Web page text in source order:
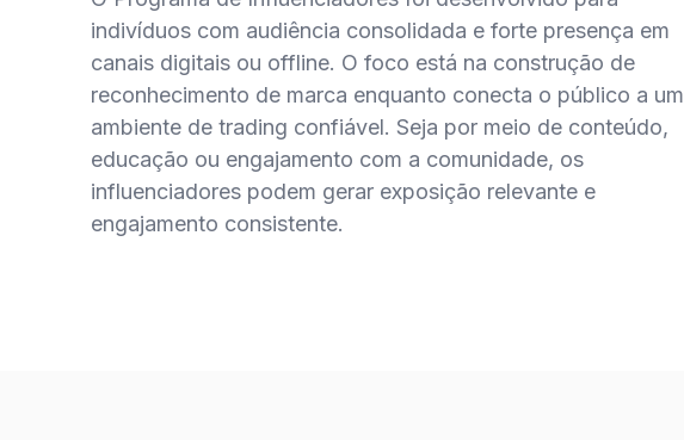
indivíduos com audiência consolidada e forte presença em
canais digitais ou offline. O foco está na construção de
reconhecimento de marca enquanto conecta o público a um
ambiente de trading confiável. Seja por meio de conteúdo,
educação ou engajamento com a comunidade, os
influenciadores podem gerar exposição relevante e
engajamento consistente.